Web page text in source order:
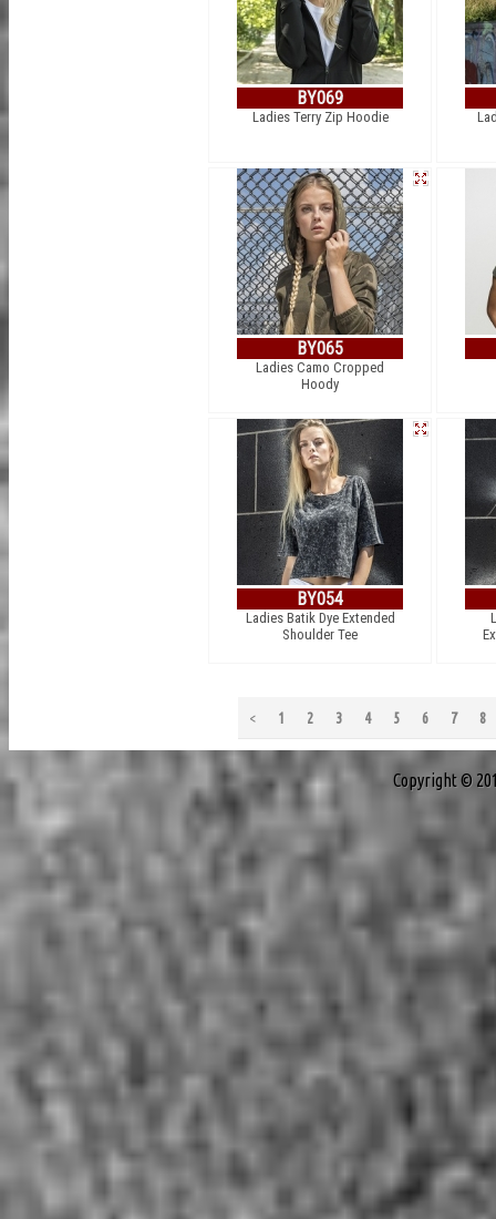
BY069
Ladies Terry Zip Hoodie
BY065
Ladies Camo Cropped
Hoody
BY054
Ladies Batik Dye Extended
Shoulder Tee
< 1 2 3 4 5 6 7 8
Copyright ©